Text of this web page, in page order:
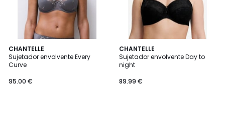
CHANTELLE
Sujetador envolvente Every
Curve
95.00 €
4,7
/ 5
CHANTELLE
Sujetador envolvente Day to
night
89.99 €
5
/
5